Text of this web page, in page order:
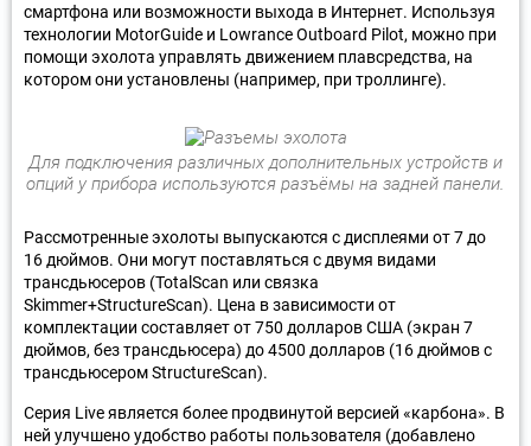
смартфона или возможности выхода в Интернет. Используя
технологии MotorGuide и Lowrance Outboard Pilot, можно при
помощи эхолота управлять движением плавсредства, на
котором они установлены (например, при троллинге).
Для подключения различных дополнительных устройств и
опций у прибора используются разъёмы на задней панели.
Рассмотренные эхолоты выпускаются с дисплеями от 7 до
16 дюймов. Они могут поставляться с двумя видами
трансдьюсеров (TotalScan или связка
Skimmer+StructureScan). Цена в зависимости от
комплектации составляет от 750 долларов США (экран 7
дюймов, без трансдьюсера) до 4500 долларов (16 дюймов с
трансдьюсером StructureScan).
Серия Live является более продвинутой версией «карбона». В
ней улучшено удобство работы пользователя (добавлено